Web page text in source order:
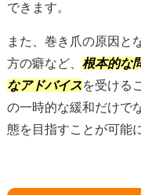
できます。
また、巻き爪の原因と
方の癖など、 根本的な
なアドバイスを受ける
の一時的な緩和だけで
態を目指すことが可能